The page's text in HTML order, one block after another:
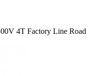
4T Factory Line Road